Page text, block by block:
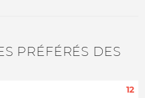
PRÉFÉRÉS DES
12